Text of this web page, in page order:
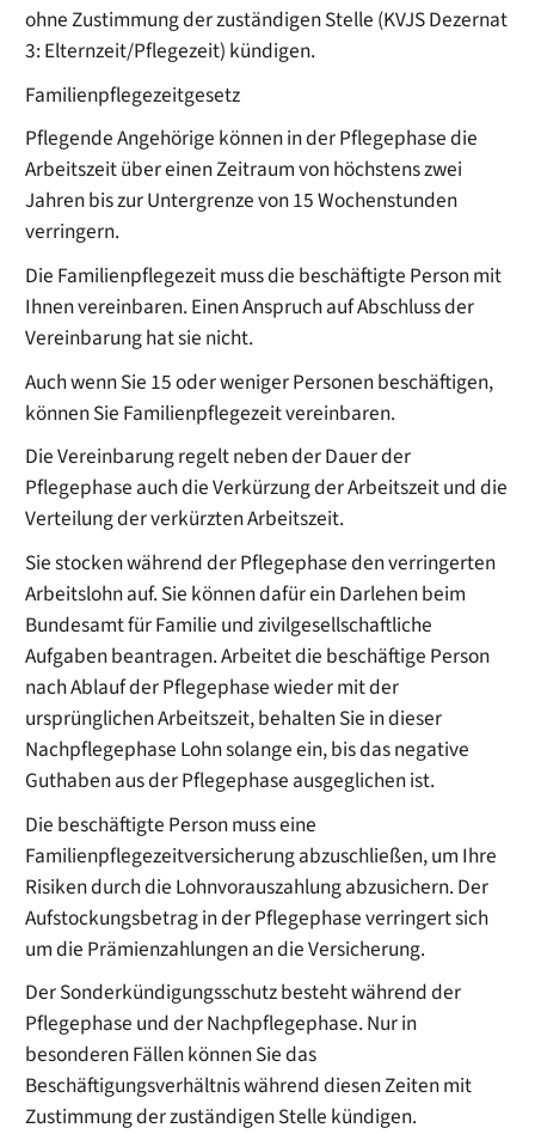
ohne Zustimmung der zuständigen Stelle (KVJS Dezernat
3: Elternzeit/Pflegezeit) kündigen.
Familienpflegezeitgesetz
Pflegende Angehörige können in der Pflegephase die
Arbeitszeit über einen Zeitraum von höchstens zwei
Jahren bis zur Untergrenze von 15 Wochenstunden
verringern.
Die Familienpflegezeit muss die beschäftigte Person mit
Ihnen vereinbaren. Einen Anspruch auf Abschluss der
Vereinbarung hat sie nicht.
Auch wenn Sie 15 oder weniger Personen beschäftigen,
können Sie Familienpflegezeit vereinbaren.
Die Vereinbarung regelt neben der Dauer der
Pflegephase auch die Verkürzung der Arbeitszeit und die
Verteilung der verkürzten Arbeitszeit.
Sie stocken während der Pflegephase den verringerten
Arbeitslohn auf. Sie können dafür ein Darlehen beim
Bundesamt für Familie und zivilgesellschaftliche
Aufgaben beantragen. Arbeitet die beschäftige Person
nach Ablauf der Pflegephase wieder mit der
ursprünglichen Arbeitszeit, behalten Sie in dieser
Nachpflegephase Lohn solange ein, bis das negative
Guthaben aus der Pflegephase ausgeglichen ist.
Die beschäftigte Person muss eine
Familienpflegezeitversicherung abzuschließen, um Ihre
Risiken durch die Lohnvorauszahlung abzusichern. Der
Aufstockungsbetrag in der Pflegephase verringert sich
um die Prämienzahlungen an die Versicherung.
Der Sonderkündigungsschutz besteht während der
Pflegephase und der Nachpflegephase. Nur in
besonderen Fällen können Sie das
Beschäftigungsverhältnis während diesen Zeiten mit
Zustimmung der zuständigen Stelle kündigen.